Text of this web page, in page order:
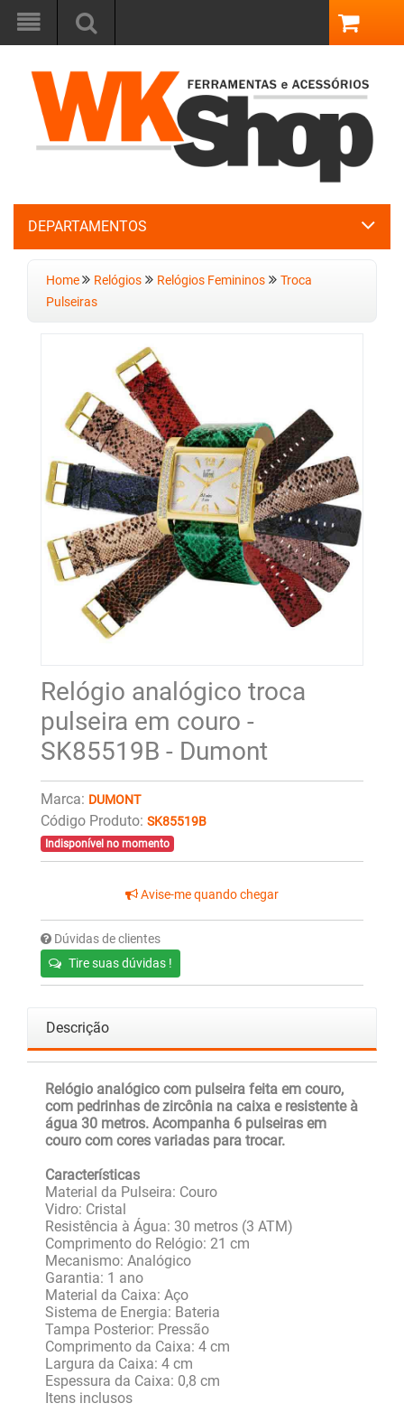
DEPARTAMENTOS
Home Relógios Relógios Femininos
Troca
Pulseiras
Relógio analógico troca
pulseira em couro -
SK85519B - Dumont
Marca: DUMONT
Código Produto: SK85519B
Indisponível no momento
Avise-me quando chegar
Dúvidas de clientes
Tire suas dúvidas !
Descrição
Relógio analógico com pulseira feita em couro,
com pedrinhas de zircônia na caixa e resistente à
água 30 metros. Acompanha 6 pulseiras em
couro com cores variadas para trocar.
Características
Material da Pulseira: Couro
Vidro: Cristal
Resistência à Água: 30 metros (3 ATM)
Comprimento do Relógio: 21 cm
Mecanismo: Analógico
Garantia: 1 ano
Material da Caixa: Aço
Sistema de Energia: Bateria
Tampa Posterior: Pressão
Comprimento da Caixa: 4 cm
Largura da Caixa: 4 cm
Espessura da Caixa: 0,8 cm
Itens inclusos